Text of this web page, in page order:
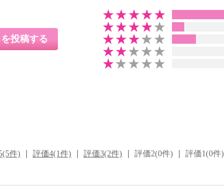
投稿する
件) 評価4(1件) 評価3(2件) 評価2(0件) 評価1(0件)